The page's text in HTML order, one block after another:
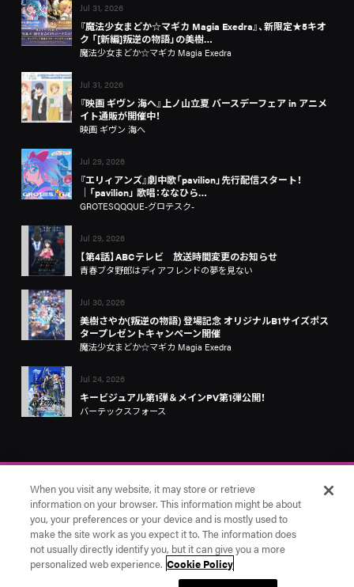
Jul 31, 2026
『魔法少女まどか☆マギカ Magia Exedra』、新限定★5キオ
ク 「[新編]叛逆の物語」の美樹…
魔法少女まどか☆マギカ Magia Exedra
Jul 31, 2026
『映画 ギヴン 海へ』上ノ山立夏 バースデーフェア in アニメ
イト通販が開催中！
映画 ギヴン 海へ
Jul 29, 2026
『エリィアンズ』劇中歌「pavilion」先行配信スタート！
│「pavilion」 歌唱：ななひら…
GROTESQQQUE-グロテスク-
Jul 29, 2026
【第4話】ABCテレビ 放送時間変更のお知らせ
青春ブタ野郎はディアフレンドの夢を見ない
Jul 30, 2026
美樹さやか(叛逆の物語) 登場記念 オリジナルB1サイズポス
タープレゼントキャンペーン開催
魔法少女まどか☆マギカ Magia Exedra
Jul 24, 2026
キービジュアル第1弾＆メインPV第1弾公開！
バーテックスフォース
お問い合わせ アニプレックス
Cookie Settings
© Aniplex Inc. All rights reserved.
When you visit any website, it may store or retrieve
information on your browser. This information might be about
you, your preferences or your device and is mostly used to
make the site work as you expect it to. The information does
not usually directly identify you, but it can give you a more
personalized web experience. Cookie Policy